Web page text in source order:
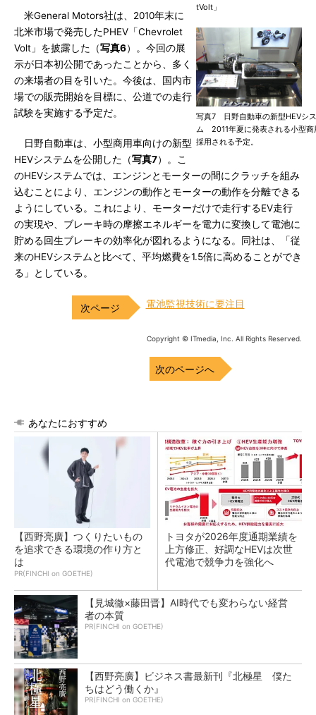
tVolt」
写真7 日野自動車の新型HEVシ
ム 2011年夏に発表される小型商
採用される予定。
米General Motors社は、2010年末に
北米市場で発売したPHEV「Chevrolet
Volt」を披露した（写真6）。今回の展
示が日本初公開であったことから、多く
の来場者の目を引いた。今後は、国内市
場での販売開始を目標に、公道での走行
試験を実施する予定だ。
日野自動車は、小型商用車向けの新型
HEVシステムを公開した（写真7）。こ
のHEVシステムでは、エンジンとモーターの間にクラッチを組み
込むことにより、エンジンの動作とモーターの動作を分離できる
ようにしている。これにより、モーターだけで走行するEV走行
の実現や、ブレーキ時の摩擦エネルギーを電力に変換して電池に
貯める回生ブレーキの効率化が図れるようになる。同社は、「従
来のHEVシステムと比べて、平均燃費を1.5倍に高めることができ
る」としている。
電池監視技術に要注目
Copyright © ITmedia, Inc. All Rights Reserved.
次のページへ
あなたにおすすめ
【西野亮廣】つくりたいもの
を追求できる環境の作り方と
は
PR(FINCHI on GOETHE)
トヨタが2026年度通期業績を
上方修正、好調なHEVは次世
代電池で競争力を強化へ
【見城徹×藤田晋】AI時代でも変わらない経営
者の本質
PR(FINCHI on GOETHE)
【西野亮廣】ビジネス書最新刊『北極星 僕た
ちはどう働くか』
PR(FINCHI on GOETHE)